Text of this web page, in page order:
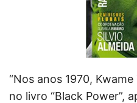
“Nos anos 1970,
no livro “Black Power”,